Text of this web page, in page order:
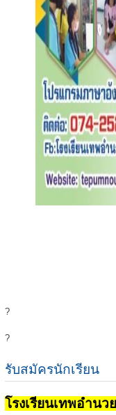
?
?
รับสมัครนักเรียน
โรงเรียนเทพอำน